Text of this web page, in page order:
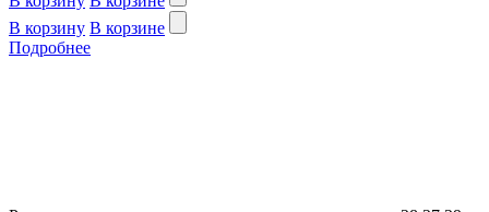
В корзину В корзине
Подробнее